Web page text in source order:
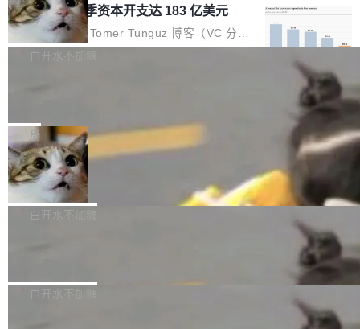
库继续执行。存储库是持久化的唯一真相...
样的次旗舰。 Galaxy Z Fold8 Ultra / Z Fold8 /
Z Flip8三款折叠屏新机均在7月22日发布，且全
部搭载骁龙8 Elite Gen5 for Galaxy，它们本该
ltaDB 的核心思路直接写在 landing page 最显
眼的位置：「Software is made between com
mits」——软件是在 commit 之间写出来的。git
是把这段空隙补上。 回退到任何一次编辑：Delt
aDB 捕获 commit 之间的每一次操作，...
SpaceXAI 单季资本开支达 183 亿美元
根据风险投资人Tomer Tunguz 博客（VC 分
析）披露的最新分析与第二季度业绩报告，Spac
微软同期总资本开支的四成。 与亚马逊、Alpha
bet、微软以及 Meta 等传统科技巨头相比，Spa
ceXAI的资金消耗速度尤为引人瞩目。然而，支
撑庞大支出的资金来源却呈现出截然不同的面
貌。数据显示，微软和 Meta 主要依托充沛的经
白开水不加糖
一个在终端里运行的编程 agent；Muse Spark
1.2，驱动这个 agent 的新模型。一句话概括：
你可以用 curl -fsSL https://dev.meta.ai/install.
sh | bash 安装一个能在大项目里自动规划、写
代码、验证结果的 AI 终端工具。 据介绍，Muse
个主 agent 循环，外加一组后台 agent。这些后
局
美团开源 LoHoSearch，用知识图谱校
准 AI 能力认知
机器出题的前提，是让机器拥有全局视野。整个
构建流程可以分为四个环节：建图 → 控制难度
白开水不加糖
库，并将作为transport接入Mooncake TENT。
白开水不加糖